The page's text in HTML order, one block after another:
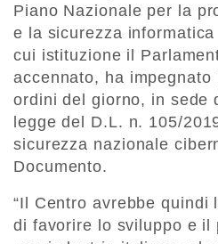
Piano Nazionale per la
e la sicurezza
cui istituzione il
accennato, ha
ordini del giorno, in sede
legge del D.L. n. 105/
sicurezza nazionale
Documento.
“Il Centro avrebbe quindi
di favorire lo sviluppo e il